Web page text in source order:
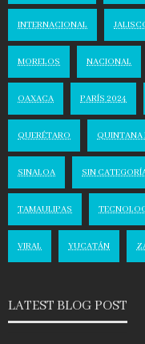
INTERNACIONAL
MORELOS NACIONAL
OAXACA PARÍS 2024
QUERÉTARO QUINTANA
SINALOA SIN
TAMAULIPAS
VIRAL YUCATÁN
LATEST BLOG POST